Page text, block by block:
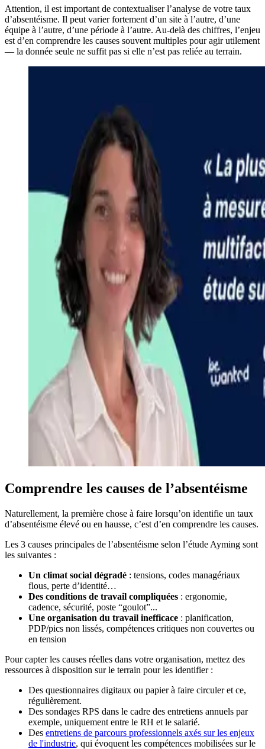
Attention, il est important de contextualiser l’analyse de votre taux
d’absentéisme. Il peut varier fortement d’un site à l’autre, d’une
équipe à l’autre, d’une période à l’autre. Au-delà des chiffres, l’enjeu
est d’en comprendre les causes souvent multiples pour agir utilement
— la donnée seule ne suffit pas si elle n’est pas reliée au terrain.
Comprendre les causes de l’absentéisme
Naturellement, la première chose à faire lorsqu’on identifie un taux
d’absentéisme élevé ou en hausse, c’est d’en comprendre les causes.
Les 3 causes principales de l’absentéisme selon l’étude Ayming sont
les suivantes :
Un climat social dégradé : tensions, codes managériaux
flous, perte d’identité…
Des conditions de travail compliquées : ergonomie,
cadence, sécurité, poste “goulot”...
Une organisation du travail inefficace : planification,
PDP/pics non lissés, compétences critiques non couvertes ou
en tension
Pour capter les causes réelles dans votre organisation, mettez des
ressources à disposition sur le terrain pour les identifier :
Des questionnaires digitaux ou papier à faire circuler et ce,
régulièrement.
Des sondages RPS dans le cadre des entretiens annuels par
exemple, uniquement entre le RH et le salarié.
Des entretiens de parcours professionnels axés sur les enjeux
de l'industrie, qui évoquent les compétences mobilisées sur le